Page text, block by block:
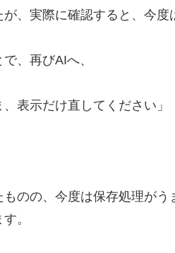
、実際に確認すると、今度
、再びAIへ、
表示だけ直してください」
のの、今度は保存処理が
。